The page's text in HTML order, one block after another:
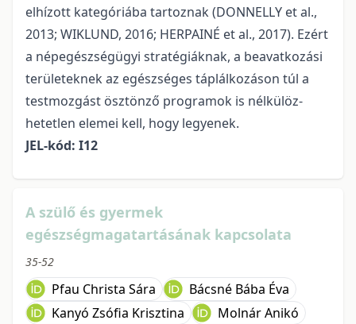
elhízott kategóriába tartoz­nak (DONNELLY et al.,
2013; WIKLUND, 2016; HERPAINÉ et al., 2017). Ezért
a né­pegészségügyi stratégiáknak, a beavatkozási
területeknek az egészséges táplálkozáson túl a
testmozgást ösztönző programok is nélkülöz­
hetetlen elemei kell, hogy legyenek.
JEL-kód: I12
A szülő és gyermek
egészségmagatartásának kapcsolata
35-52
Pfau Christa Sára
Bácsné Bába Éva
Kanyó Zsófia Krisztina
Molnár Anikó